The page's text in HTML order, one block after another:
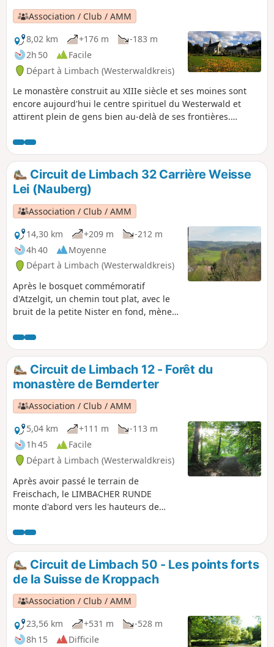
Association / Club / AMM
8,02 km
+176 m
-183 m
2h 50
Facile
Départ à Limbach (Westerwaldkreis)
Le monastère construit au XIIIe siècle et ses moines sont
encore aujourd'hui le centre spirituel du Westerwald et
attirent plein de gens bien au-delà de ses frontières.
kilomètres de marche en forêt sur ce circuit LIMBACHER
RUNDE. Le chemin du retour suit le Limbacher Kirchweg,
qui est le raccourci entre Limbach et le monastère avec à
peine 2 km.
Circuit de Limbach 32 Carrière Weisse
Lei (Nauberg)
Association / Club / AMM
14,30 km
+209 m
-212 m
4h 40
Moyenne
Départ à Limbach (Westerwaldkreis)
Après le bosquet commémoratif
d'Atzelgit, un chemin tout plat, avec le
bruit de la petite Nister en fond, mène
Nauberg. Après avoir traversé la Kleine
Nister, la seule montée notable du
circuit commence, qui mène à la chaîne
de collines du Nauberg jusqu'à la
carrière « Weiße Lei ». Le chemin
continue à travers le hameau déserté de
Hailzhausen, un village médiéval
abandonné au-dessus de Streithausen,
et le « parc de l'arbre de l'année » pour
revenir à Limburg.
Circuit de Limbach 12 - Forêt du
monastère de Bernderter
Association / Club / AMM
5,04 km
+111 m
-113 m
1h 45
Facile
Départ à Limbach (Westerwaldkreis)
Après avoir passé le terrain de
Freischach, le LIMBACHER RUNDE
monte d'abord vers les hauteurs de
sur la vallée du Lehmbach jusqu'au «
Preußenland » (pays de Prusse) à
Malberg. Après ça, on arrive vite au
Berndert. À travers sa majestueuse forêt
de conifères et de feuillus, le chemin
serpente dans un cadre naturel
jusqu'au monastère de Marienstatt, puis
remonte vers Limbach.
Circuit de Limbach 50 - Les points forts
de la Suisse de Kroppach
Association / Club / AMM
23,56 km
+531 m
-528 m
8h 15
Difficile